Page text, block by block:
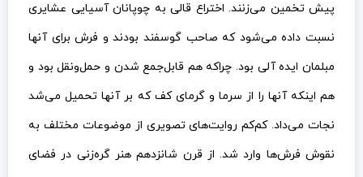
پیش تخمین می‌زنند. اختراع قالی به چوپانان آسیایی عشایری
نسبت داده می‌شود که صاحب گوسفند بودند و فرش برای آنها
مبلمان ایده آلی بود. چراکه هم قابل‌جمع شدن و حمل‌ونقل بود و
هم اینکه آنها را از سرما و گرمای کف که بر آنها تحمیل می‌شد
نجات می‌داد. کم‌کم روایت‌های تصویری از موضوعات مختلف به
نقوش فرش‌ها وارد شد. از قرن شانزدهم هنر گره‌زنی در فضای